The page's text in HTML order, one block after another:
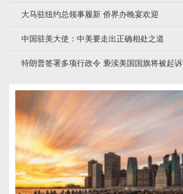
大马驻纽约总领事履新 侨界办晚宴欢迎
中国驻美大使：中美要走出正确相处之道
特朗普签署多项行政令 亵渎美国国旗将被起诉